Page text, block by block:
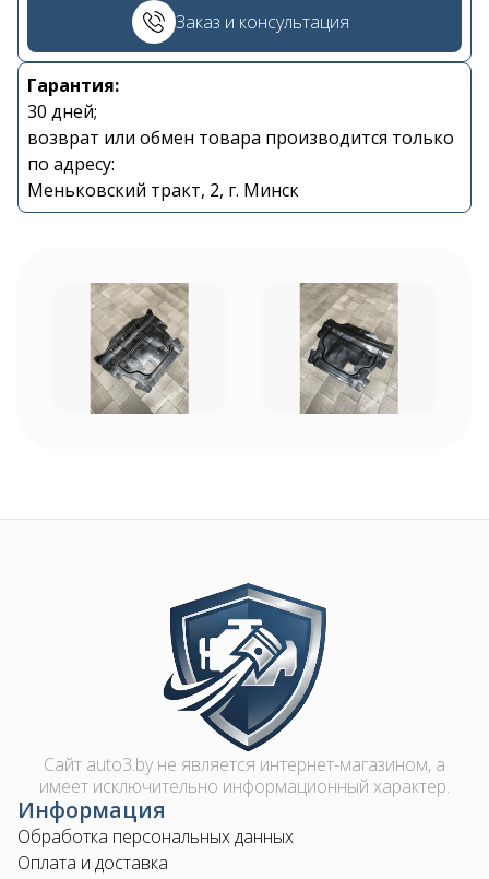
Заказ и консультация
Гарантия:
30 дней;
возврат или обмен товара производится только
по адресу:
Меньковский тракт, 2, г. Минск
Контакты
+375 29 870 15 80
Viber
shupik21@bk.ru
Image
Сайт auto3.by не является интернет-магазином, а
имеет исключительно информационный характер.
Информация
Обработка персональных данных
Оплата и доставка